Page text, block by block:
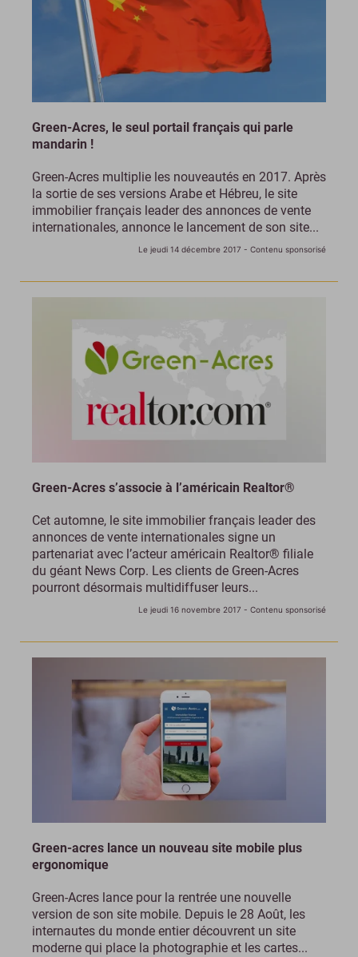
Green-Acres, le seul portail français qui parle
mandarin !
Green-Acres multiplie les nouveautés en 2017. Après
la sortie de ses versions Arabe et Hébreu, le site
immobilier français leader des annonces de vente
internationales, annonce le lancement de son site...
Le jeudi 14 décembre 2017 - Contenu sponsorisé
Green-Acres s’associe à l’américain Realtor®
Cet automne, le site immobilier français leader des
annonces de vente internationales signe un
partenariat avec l’acteur américain Realtor® filiale
du géant News Corp. Les clients de Green-Acres
pourront désormais multidiffuser leurs...
Le jeudi 16 novembre 2017 - Contenu sponsorisé
Green-acres lance un nouveau site mobile plus
ergonomique
Green-Acres lance pour la rentrée une nouvelle
version de son site mobile. Depuis le 28 Août, les
internautes du monde entier découvrent un site
moderne qui place la photographie et les cartes...